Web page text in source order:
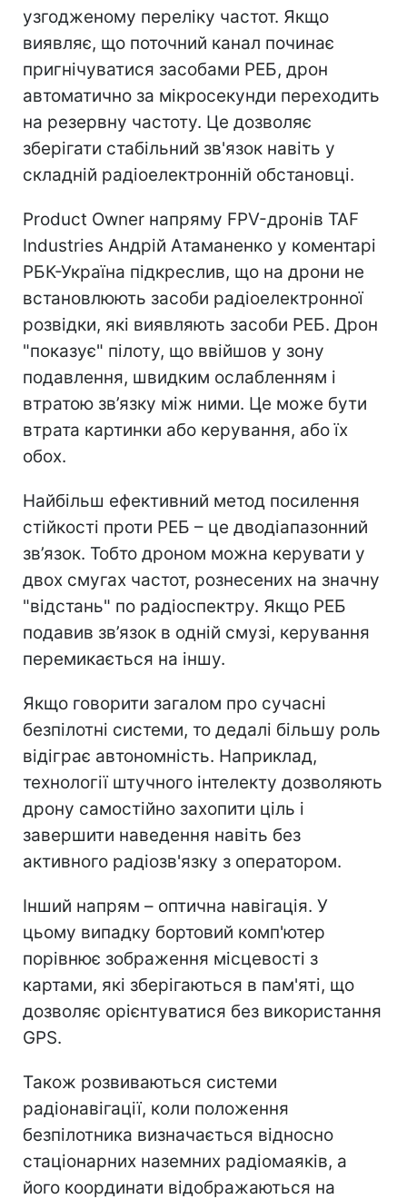
узгодженому переліку частот. Якщо
виявляє, що поточний канал починає
пригнічуватися засобами РЕБ, дрон
автоматично за мікросекунди переходить
на резервну частоту. Це дозволяє
зберігати стабільний зв'язок навіть у
складній радіоелектронній обстановці.
Product Owner напряму FPV-дронів TAF
Industries Андрій Атаманенко у коментарі
РБК-Україна підкреслив, що на дрони не
встановлюють засоби радіоелектронної
розвідки, які виявляють засоби РЕБ. Дрон
"показує" пілоту, що ввійшов у зону
подавлення, швидким ослабленням і
втратою зв’язку між ними. Це може бути
втрата картинки або керування, або їх
обох.
Найбільш ефективний метод посилення
стійкості проти РЕБ – це дводіапазонний
зв’язок. Тобто дроном можна керувати у
двох смугах частот, рознесених на значну
"відстань" по радіоспектру. Якщо РЕБ
подавив зв’язок в одній смузі, керування
перемикається на іншу.
Якщо говорити загалом про сучасні
безпілотні системи, то дедалі більшу роль
відіграє автономність. Наприклад,
технології штучного інтелекту дозволяють
дрону самостійно захопити ціль і
завершити наведення навіть без
активного радіозв'язку з оператором.
Інший напрям – оптична навігація. У
цьому випадку бортовий комп'ютер
порівнює зображення місцевості з
картами, які зберігаються в пам'яті, що
дозволяє орієнтуватися без використання
GPS.
Також розвиваються системи
радіонавігації, коли положення
безпілотника визначається відносно
стаціонарних наземних радіомаяків, а
його координати відображаються на